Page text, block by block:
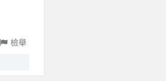
檢舉